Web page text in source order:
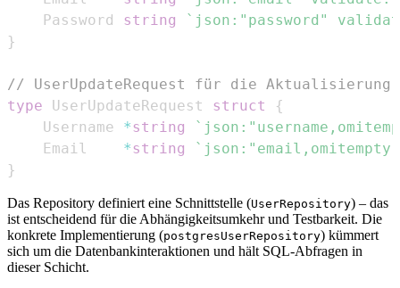
	Password
string
`json:"password"
}
// UserUpdateRequest für die Aktualisierung
type UserUpdateRequest struct
{
	Username
*string
	Email
*string
}
Das Repository definiert eine Schnittstelle (UserRepository) – das
ist entscheidend für die Abhängigkeitsumkehr und Testbarkeit. Die
konkrete Implementierung (postgresUserRepository) kümmert
sich um die Datenbankinteraktionen und hält SQL-Abfragen in
dieser Schicht.